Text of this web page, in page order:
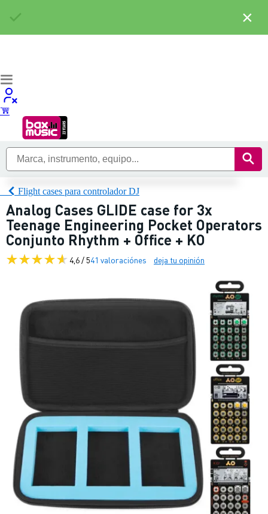
Flight cases para controlador DJ
Analog Cases GLIDE case for 3x
Teenage Engineering Pocket Operators
Conjunto Rhythm + Office + KO
4,6 / 541 valoraciónes deja tu opinión
×